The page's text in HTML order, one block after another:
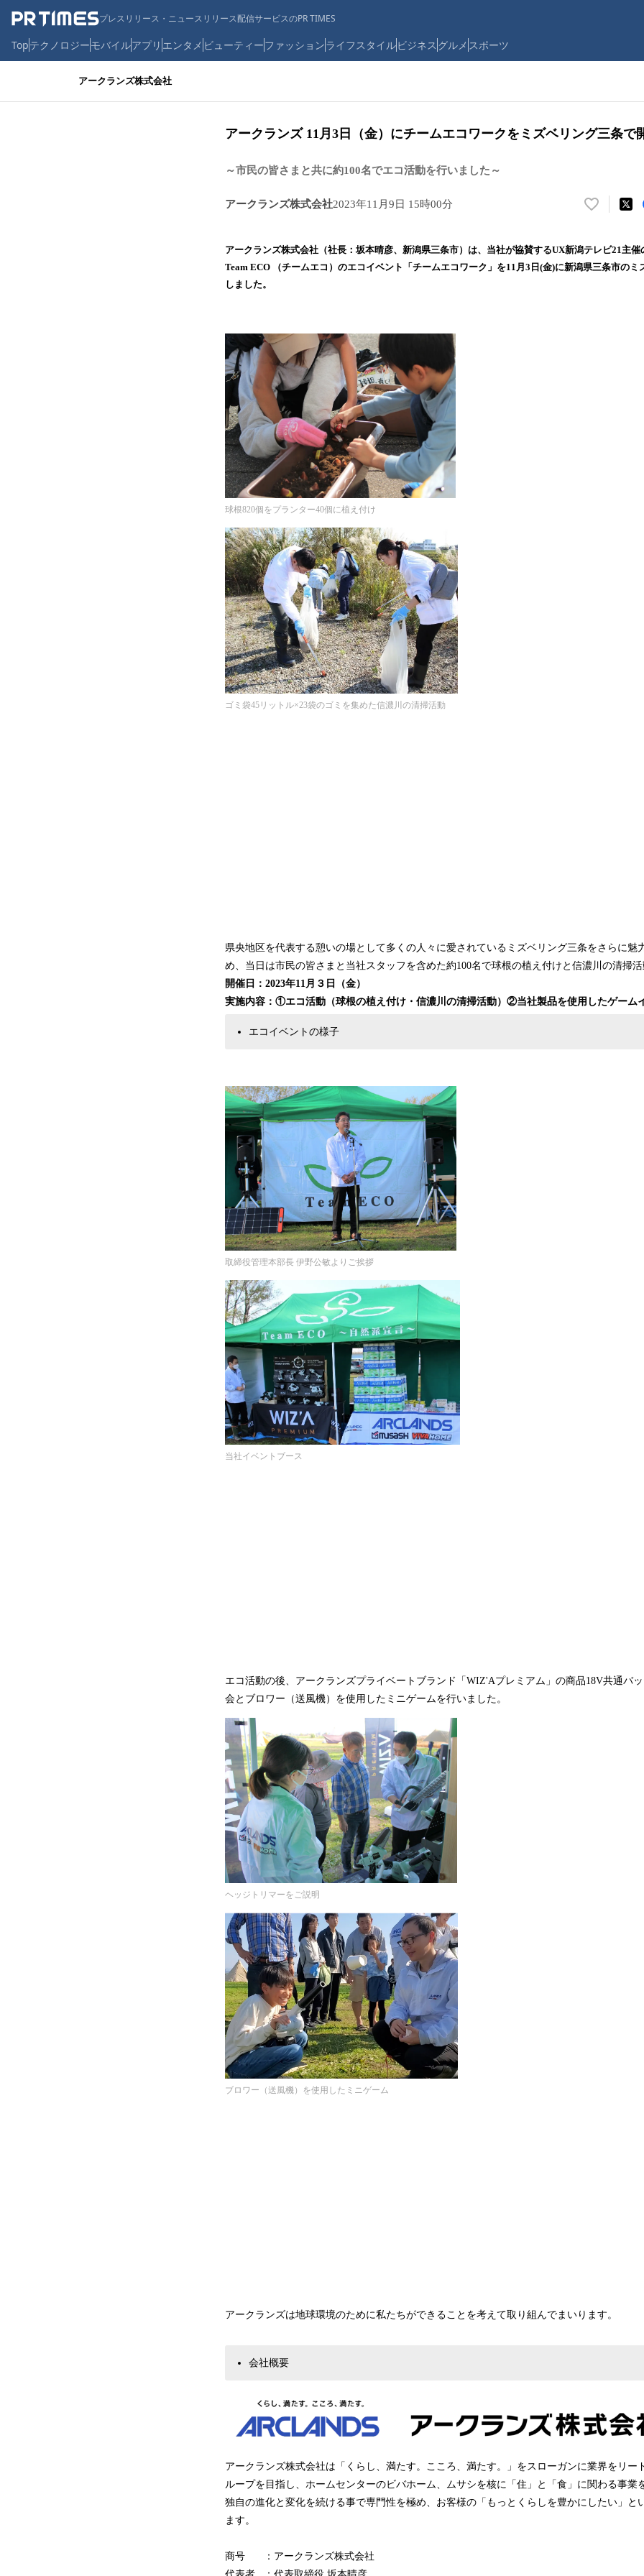
プレスリリース・ニュースリリース配信サービスのPR TIMES
Topテクノロジーモバイルアプリ エンタメ ビューティーファッションライフスタイルビジネス グルメ スポーツ
アークランズ株式会社
アークランズ 11月3日（金）にチームエコワークをミズベリング三条で
～市民の皆さまと共に約100名でエコ活動を行いました～
アークランズ株式会社2023年11月9日 15時00分
い
！
数
アークランズ株式会社（社長：坂本晴彦、新潟県三条市）は、当社が協賛するUX新潟テレビ21主催
Team ECO （チームエコ）のエコイベント「チームエコワーク」を11月3日(金)に新潟県三条市のミ
しました。
球根820個をプランター40個に植え付け
ゴミ袋45リットル×23袋のゴミを集めた信濃川の清掃活動
県央地区を代表する憩いの場として多くの人々に愛されているミズベリング三条をさらに魅
め、当日は市民の皆さまと当社スタッフを含めた約100名で球根の植え付けと信濃川の清掃活
開催日：2023年11月３日（金）
実施内容：①エコ活動（球根の植え付け・信濃川の清掃活動）②当社製品を使用したゲーム
エコイベントの様子
取締役管理本部長 伊野公敏よりご挨拶
当社イベントブース
エコ活動の後、アークランズプライベートブランド「WIZ'Aプレミアム」の商品18V共通バ
会とブロワー（送風機）を使用したミニゲームを行いました。
ヘッジトリマーをご説明
ブロワー（送風機）を使用したミニゲーム
アークランズは地球環境のために私たちができることを考えて取り組んでまいります。
会社概要
アークランズ株式会社は「くらし、満たす。こころ、満たす。」をスローガンに業界をリー
ループを目指し、ホームセンターのビバホーム、ムサシを核に「住」と「食」に関わる事業
独自の進化と変化を続ける事で専門性を極め、お客様の「もっとくらしを豊かにしたい」と
ます。
商号 ：アークランズ株式会社